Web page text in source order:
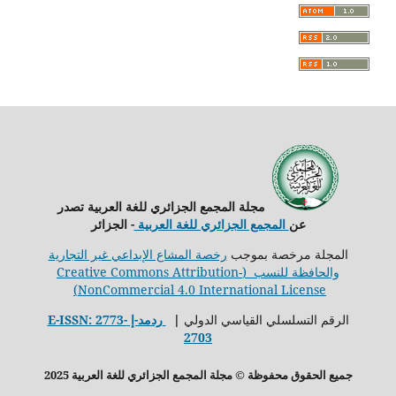
مجلة المجمع الجزائري للغة العربية تصدر
عن المجمع الجزائري للغة العربية- الجزائر
المجلة مرخصة بموجب رخصة المشاع الإبداعي غير التجارية
والحافظة للنسب (Creative Commons Attribution-
NonCommercial 4.0 International License)
الرقم التسلسلي القياسي الدولي
ردمد-إ E-ISSN: 2773-
2703
جميع الحقوق محفوظة © مجلة المجمع الجزائري للغة العربية2025